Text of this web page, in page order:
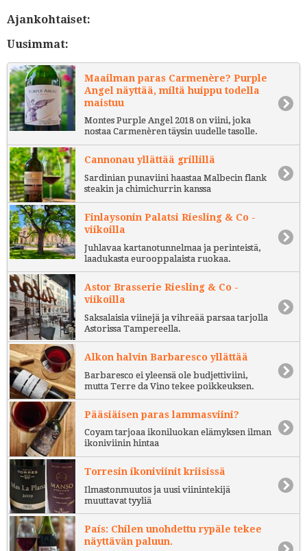
Ajankohtaiset:
Uusimmat:
Maailman paras Carmenère? Purple
Angel näyttää, miltä huippu todella
maistuu
Montes Purple Angel 2018 on viini, joka
nostaa Carmenèren täysin uudelle tasolle.
Cannonau yllättää grillillä
Sardinian punaviini haastaa Malbecin flank
steakin ja chimichurrin kanssa
Finlaysonin Palatsi Riesling & Co -
viikoilla
Juhlavaa kartanotunnelmaa ja perinteistä,
laadukasta eurooppalaista ruokaa.
Astor Brasserie Riesling & Co -
viikoilla
Saksalaisia viinejä ja vihreää parsaa tarjolla
Astorissa Tampereella.
Alkon halvin Barbaresco yllättää
Barbaresco ei yleensä ole budjettiviini,
mutta Terre da Vino tekee poikkeuksen.
Pääsiäisen paras lammasviini?
Coyam tarjoaa ikoniluokan elämyksen ilman
ikoniviinin hintaa
Torresin ikoniviinit kriisissä
Ilmastonmuutos ja uusi viinintekijä
muuttavat tyyliä
País: Chilen unohdettu rypäle tekee
näyttävän paluun.